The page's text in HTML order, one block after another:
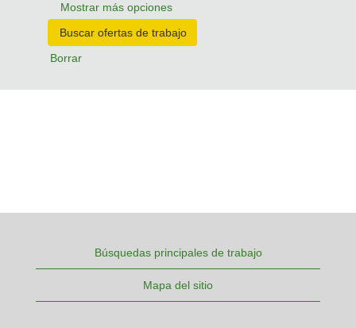
Mostrar más opciones
Borrar
Búsquedas principales de trabajo
Mapa del sitio